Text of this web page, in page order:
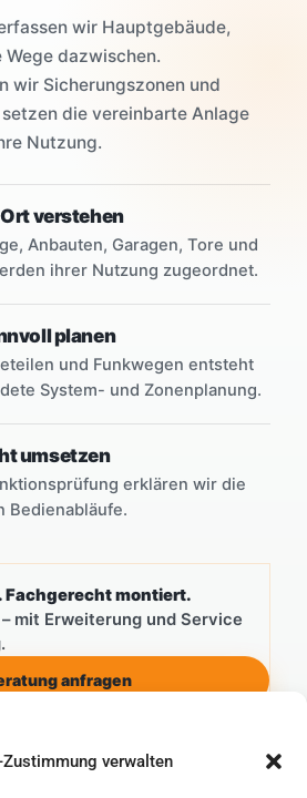
verwalten
wir Hauptgebäude,
dazwischen.
wir Sicherungszonen und
die vereinbarte Anlage
Nutzung.
verstehen
Anbauten, Garagen, Tore und
ihrer Nutzung zugeordnet.
planen
und Funkwegen entsteht
System- und Zonenplanung.
umsetzen
erklären wir die
Bedienabläufe.
montiert.
mit Erweiterung und Service
anfragen